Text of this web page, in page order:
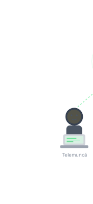
Telemuncă